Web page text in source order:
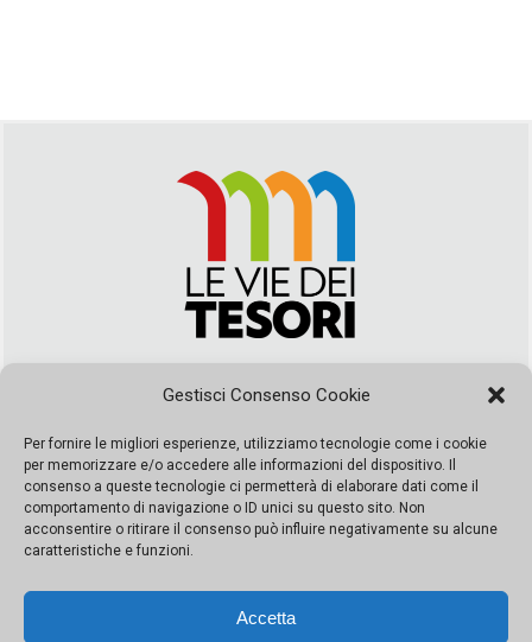
Gestisci Consenso Cookie
Per fornire le migliori esperienze, utilizziamo tecnologie come i cookie
per memorizzare e/o accedere alle informazioni del dispositivo. Il
consenso a queste tecnologie ci permetterà di elaborare dati come il
comportamento di navigazione o ID unici su questo sito. Non
acconsentire o ritirare il consenso può influire negativamente su alcune
caratteristiche e funzioni.
Accetta
segreteria@leviedeitesori.it
Direttore ResponsabileMarcello Barbaro – Aut. del tribunale di
Palermo n. 19 del 2017 iscrizione al roc numero 37003 Editore
Porta Felice Srl. Sede legale: Via Libertà 93 – 90143 Palermo
Società iscritta alla Camera di Commercio di Palermo Ufficio
065228208251 Capitale 10000 euro IV